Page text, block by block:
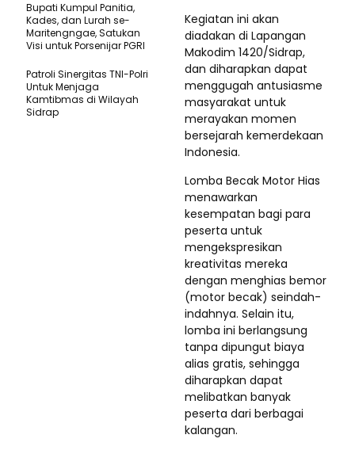
Kegiatan ini akan
diadakan di Lapangan
Makodim 1420/Sidrap,
dan diharapkan dapat
menggugah antusiasme
masyarakat untuk
merayakan momen
bersejarah kemerdekaan
Indonesia.
Lomba Becak Motor Hias
menawarkan
kesempatan bagi para
peserta untuk
mengekspresikan
kreativitas mereka
dengan menghias bemor
(motor becak) seindah-
indahnya. Selain itu,
lomba ini berlangsung
tanpa dipungut biaya
alias gratis, sehingga
diharapkan dapat
melibatkan banyak
peserta dari berbagai
kalangan.
Bupati Kumpul Panitia,
Kades, dan Lurah se-
Maritengngae, Satukan
Visi untuk Porsenijar PGRI
Patroli Sinergitas TNI-Polri
Untuk Menjaga
Kamtibmas di Wilayah
Sidrap